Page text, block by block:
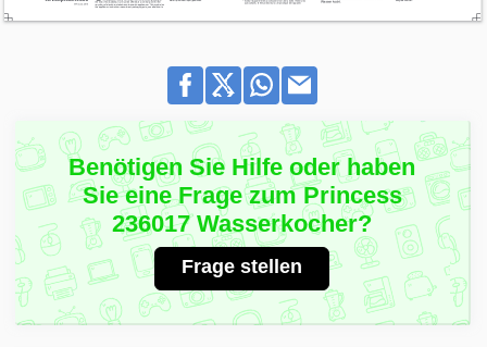
Benötigen Sie Hilfe oder haben
Sie eine Frage zum Princess
236017 Wasserkocher?
Frage stellen